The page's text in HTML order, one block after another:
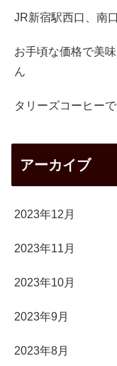
JR新宿駅西口、南
お手頃な価格で美
ん
タリーズコーヒー
アーカイブ
2023年12月
2023年11月
2023年10月
2023年9月
2023年8月